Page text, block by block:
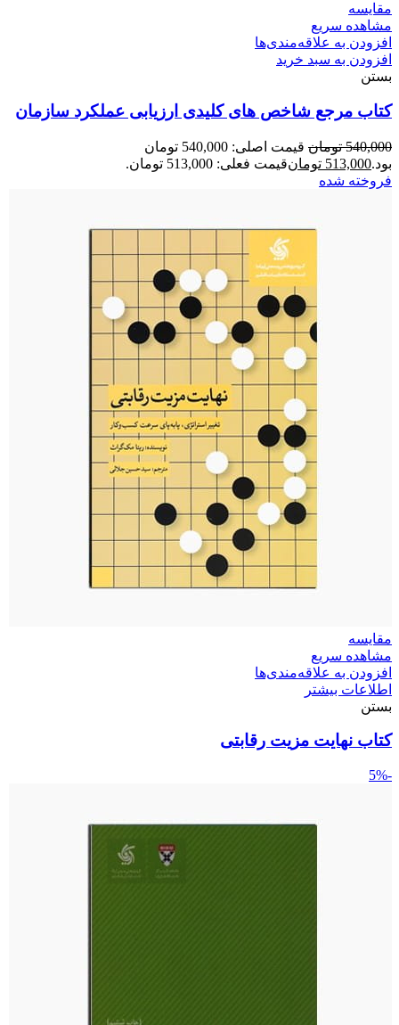
مقایسه
مشاهده سریع
افزودن به علاقه‌مندی‌ها
افزودن به سبد خرید
بستن
کتاب مرجع شاخص های کلیدی ارزیابی عملکرد سازمان
540,000 تومان
قیمت اصلی: 540,000 تومان
بود.513,000 تومانقیمت فعلی: 513,000 تومان.
فروخته شده
مقایسه
مشاهده سریع
افزودن به علاقه‌مندی‌ها
اطلاعات بیشتر
بستن
کتاب نهایت مزیت رقابتی
-5%